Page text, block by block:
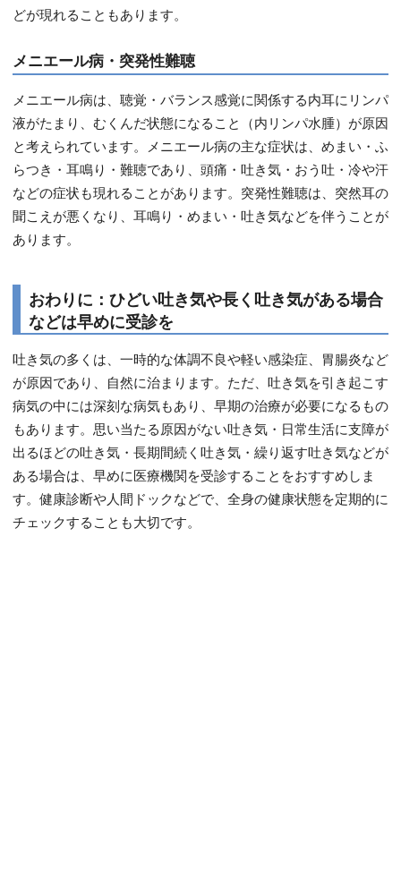
どが現れることもあります。
メニエール病・突発性難聴
メニエール病は、聴覚・バランス感覚に関係する内耳にリンパ
液がたまり、むくんだ状態になること（内リンパ水腫）が原因
と考えられています。メニエール病の主な症状は、めまい・ふ
らつき・耳鳴り・難聴であり、頭痛・吐き気・おう吐・冷や汗
などの症状も現れることがあります。突発性難聴は、突然耳の
聞こえが悪くなり、耳鳴り・めまい・吐き気などを伴うことが
あります。
おわりに：ひどい吐き気や長く吐き気がある場合
などは早めに受診を
吐き気の多くは、一時的な体調不良や軽い感染症、胃腸炎など
が原因であり、自然に治まります。ただ、吐き気を引き起こす
病気の中には深刻な病気もあり、早期の治療が必要になるもの
もあります。思い当たる原因がない吐き気・日常生活に支障が
出るほどの吐き気・長期間続く吐き気・繰り返す吐き気などが
ある場合は、早めに医療機関を受診することをおすすめしま
す。健康診断や人間ドックなどで、全身の健康状態を定期的に
チェックすることも大切です。